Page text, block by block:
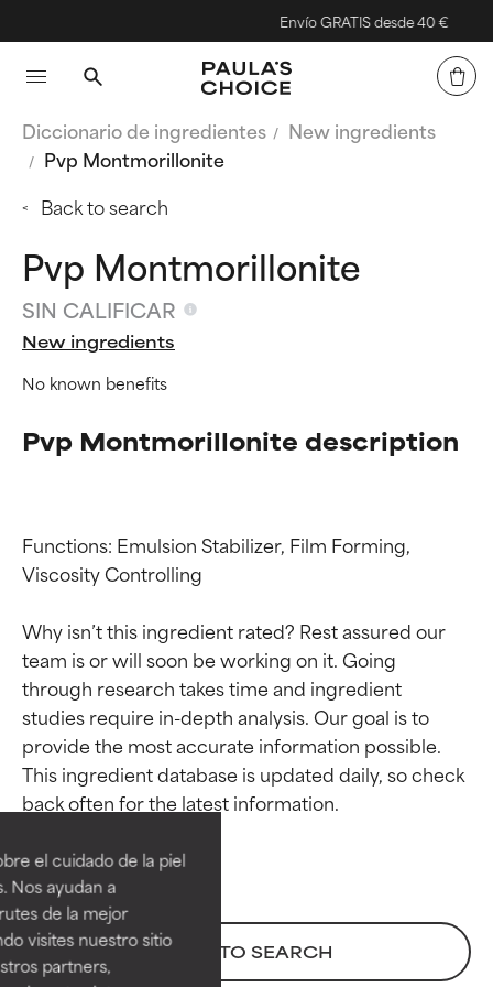
el cuidado de la piel
Nos ayudan a
de la mejor
visites nuestro sitio
partners,
Envío GRATIS desde 40 €
Diccionario de ingredientes
New ingredients
Pvp Montmorillonite
Back to search
Pvp Montmorillonite
SIN CALIFICAR
New ingredients
No known benefits
Pvp Montmorillonite description
Functions: Emulsion Stabilizer, Film Forming,
Viscosity Controlling
Why isn’t this ingredient rated? Rest assured our
team is or will soon be working on it. Going
through research takes time and ingredient
studies require in-depth analysis. Our goal is to
provide the most accurate information possible.
This ingredient database is updated daily, so check
BACK TO SEARCH
Calificaciones de
ingredientes
EXCELENTE
Ingrediente sobresaliente con
beneficios reales para la piel. Su
eficacia está demostrada y
respaldada por estudios
Calificaciones de
ingredientes
EXCELENTE
Ingrediente sobresaliente con
beneficios reales para la piel. Su
eficacia está demostrada y
respaldada por estudios